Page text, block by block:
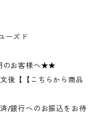
ーズド
のお客様へ★★
後【【こちらから商品
/銀行へのお振込をお待